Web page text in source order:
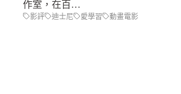
作室，在百…
影評 迪士尼 愛學習 動畫電影